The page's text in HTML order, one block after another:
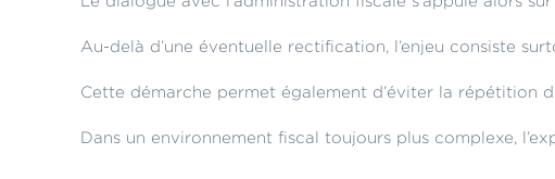
Au-delà d’une éventuelle rectification, l’enjeu consiste
Cette démarche permet également d’éviter la répétition
Dans un environnement fiscal toujours plus complexe,